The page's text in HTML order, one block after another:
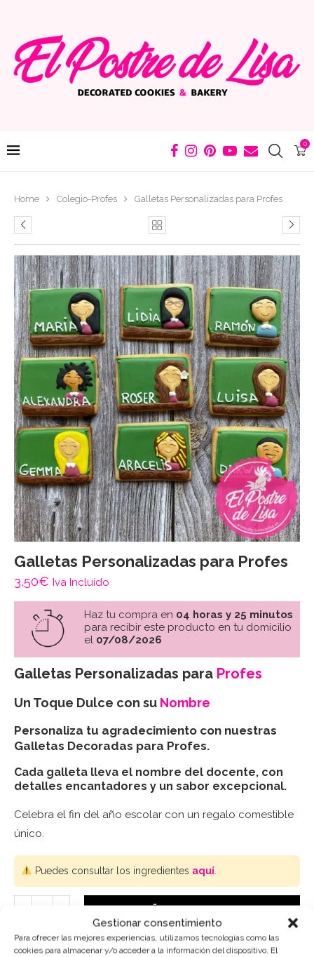
Gestionar consentimiento
Para ofrecer las mejores experiencias, utilizamos tecnologías como las
cookies para almacenar y/o acceder a la información del dispositivo. El
0
Home Colegio-Profes Galletas Personalizadas para Profes
Galletas Personalizadas para Profes
3,50€ Iva Incluido
Haz tu compra en 04 horas y 25 minutos
para recibir este producto en tu domicilio
el 07/08/2026
Galletas Personalizadas para Profes
Un Toque Dulce con su Nombre
Personaliza tu agradecimiento con nuestras
Galletas Decoradas para Profes.
Cada galleta lleva el nombre del docente, con
detalles encantadores y un sabor excepcional.
Celebra el fin del año escolar con un regalo comestible
único.
Puedes consultar los ingredientes aquí.
AÑADIR AL CARRITO